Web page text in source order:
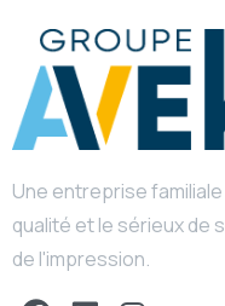
Une entreprise
qualité et le sérieux de
de l'impression.